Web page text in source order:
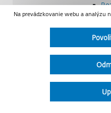
Úradná
Na prevádzkovanie webu a analýzu